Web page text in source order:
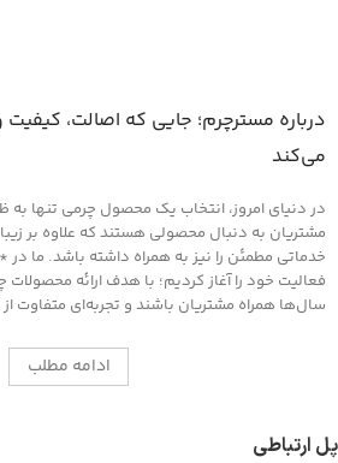
درباره مسترچرم؛ جایی که اصالت، کیفیت
می‌کند
در دنیای امروز، انتخاب یک محصول چرمی تنها
مشتریان به دنبال محصولی هستند که علاوه بر
خدماتی مطمئن را نیز به همراه داشته باشد. ما
فعالیت خود را آغاز کردیم؛ با هدف ارائه
سال‌ها همراه مشتریان باشند و تجربه‌ای متفاوت از
ادامه مطلب
پل ارتباطی